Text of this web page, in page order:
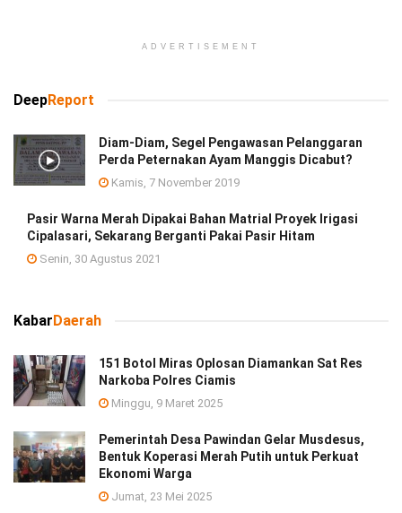
ADVERTISEMENT
DeepReport
Diam-Diam, Segel Pengawasan Pelanggaran
Perda Peternakan Ayam Manggis Dicabut?
Kamis, 7 November 2019
Pasir Warna Merah Dipakai Bahan Matrial Proyek Irigasi
Cipalasari, Sekarang Berganti Pakai Pasir Hitam
Senin, 30 Agustus 2021
Kabar Daerah
151 Botol Miras Oplosan Diamankan Sat Res
Narkoba Polres Ciamis
Minggu, 9 Maret 2025
Pemerintah Desa Pawindan Gelar Musdesus,
Bentuk Koperasi Merah Putih untuk Perkuat
Ekonomi Warga
Jumat, 23 Mei 2025